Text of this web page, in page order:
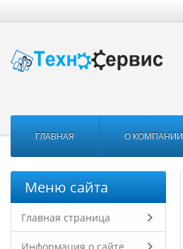
ГЛАВНАЯ О КОМПАНИИ
Меню сайта
Главная страница